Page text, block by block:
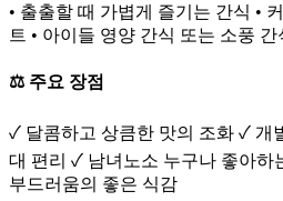
• 출출할 때 가볍게 즐기는 간식 •
트 • 아이들 영양 간식 또는 소풍 간
⚖️ 주요 장점
✓ 달콤하고 상큼한 맛의 조화 ✓ 개
대 편리 ✓ 남녀노소 누구나 좋아하
부드러움의 좋은 식감